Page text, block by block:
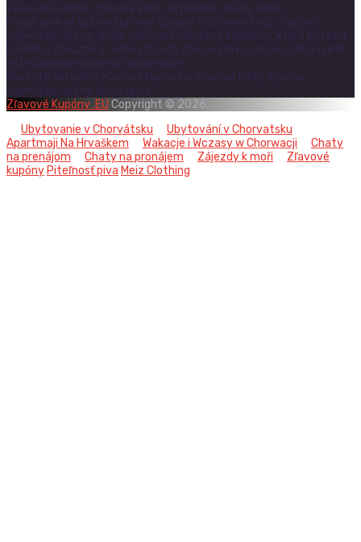
Zľavové kupóny, zľavové kódy, výpredaje, zľavy, akcie
Ponúkame aktuálne zľavové kupóny a zľavové kódy, tipy na
výpredaje, zľavy, akcie, možnosti dopravy zadarmo, ktoré potešia
každého zákazníka. Vďaka týmto zľavovým kupónom nakupujete
ešte lacnejšie a oveľa výhodnejšie!
Sledujte aktuálne zľavové kupóny a zľavové kódy, tipy na
výpredaje, zľavy, akcie aj na
Zľavové Kupóny .EU Copyright © 2026.
Ubytovanie v Chorvátsku
Ubytování v Chorvatsku
Apartmaji Na Hrvaškem
Wakacje i Wczasy w Chorwacji
Chaty
na prenájom
Chaty na pronájem Zájezdy k moři
Zľavové
kupóny Piteľnosť piva Meiz Clothing